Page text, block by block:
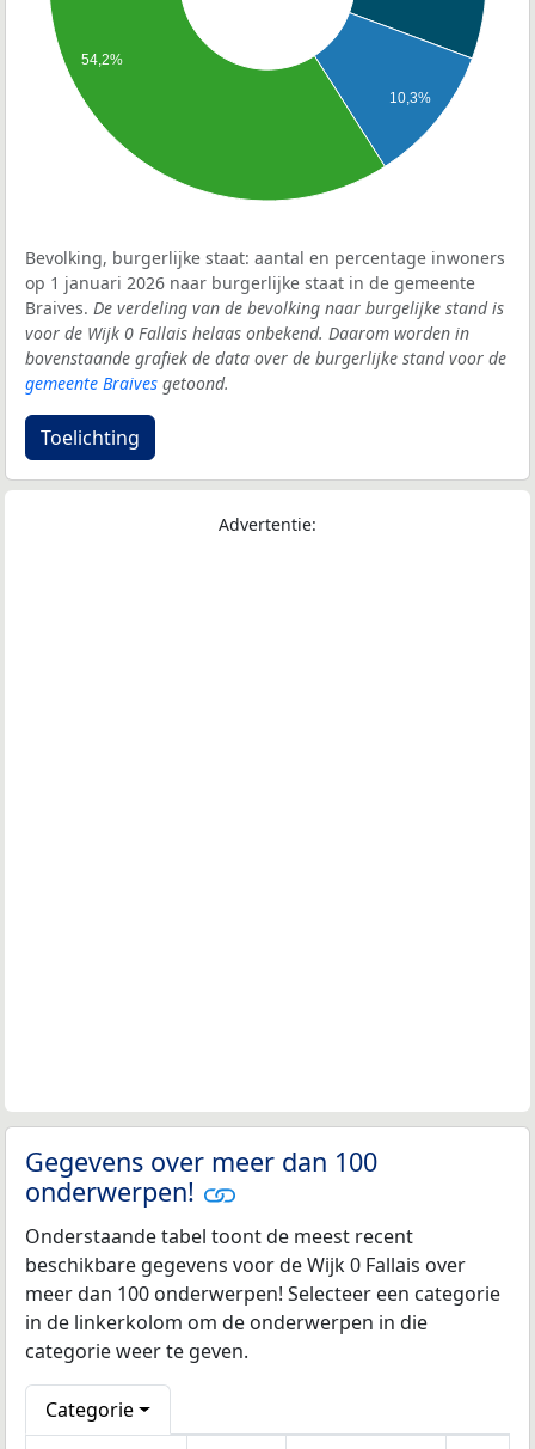
10,3%
54,2%
Bevolking, burgerlijke staat: aantal en percentage inwoners
op 1 januari 2026 naar burgerlijke staat in de gemeente
Braives. De verdeling van de bevolking naar burgelijke stand is
voor de Wijk 0 Fallais helaas onbekend. Daarom worden in
bovenstaande grafiek de data over de burgerlijke stand voor de
gemeente Braives getoond.
Toelichting
Advertentie:
Gegevens over meer dan 100
onderwerpen!
Onderstaande tabel toont de meest recent
beschikbare gegevens voor de Wijk 0 Fallais over
meer dan 100 onderwerpen! Selecteer een categorie
in de linkerkolom om de onderwerpen in die
categorie weer te geven.
Categorie